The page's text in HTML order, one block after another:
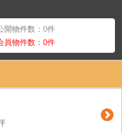
開物件数：0件
員物件数：0件